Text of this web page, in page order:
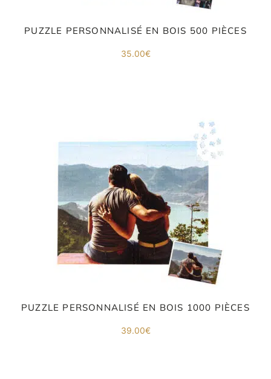
PUZZLE PERSONNALISÉ EN BOIS 500 PIÈCES
35.00€
PUZZLE PERSONNALISÉ EN BOIS 1000 PIÈCES
39.00€